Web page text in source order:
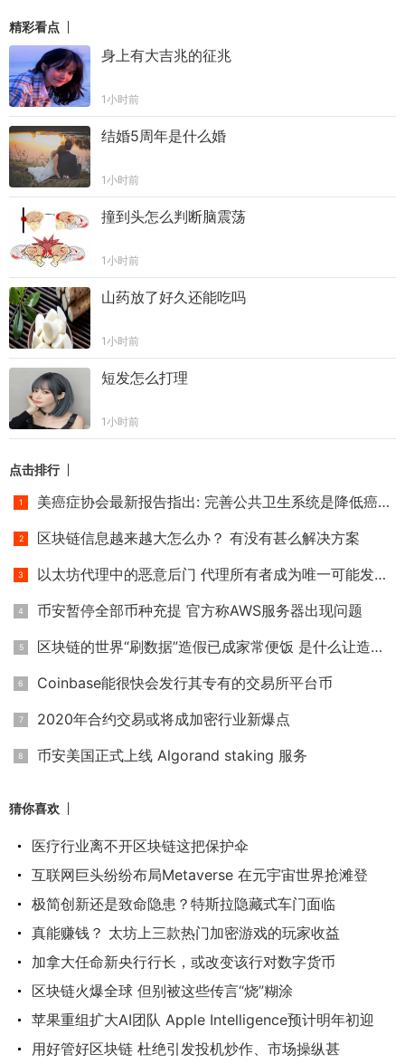
精彩看点
身上有大吉兆的征兆
1小时前
结婚5周年是什么婚
1小时前
撞到头怎么判断脑震荡
1小时前
山药放了好久还能吃吗
1小时前
短发怎么打理
1小时前
点击排行
美癌症协会最新报告指出: 完善公共卫生系统是降低癌症死亡率
区块链信息越来越大怎么办？ 有没有甚么解决方案
以太坊代理中的恶意后门 代理所有者成为唯一可能发生冲突的帐
币安暂停全部币种充提 官方称AWS服务器出现问题
区块链的世界“刷数据”造假已成家常便饭 是什么让造假者日益
Coinbase能很快会发行其专有的交易所平台币
2020年合约交易或将成加密行业新爆点
币安美国正式上线 Algorand staking 服务
猜你喜欢
医疗行业离不开区块链这把保护伞
互联网巨头纷纷布局Metaverse 在元宇宙世界抢滩登
极简创新还是致命隐患？特斯拉隐藏式车门面临
真能赚钱？ 太坊上三款热门加密游戏的玩家收益
加拿大任命新央行行长，或改变该行对数字货币
区块链火爆全球 但别被这些传言“烧”糊涂
苹果重组扩大AI团队 Apple Intelligence预计明年初迎
用好管好区块链 杜绝引发投机炒作、市场操纵甚